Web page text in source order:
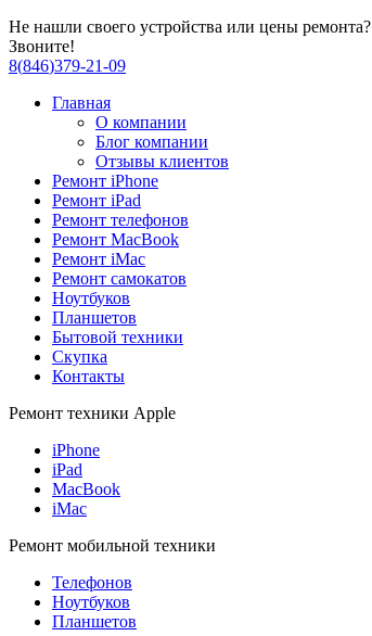
Не нашли своего устройства или цены ремонта?
Звоните!
8(846)379-21-09
Главная
О компании
Блог компании
Отзывы клиентов
Ремонт iPhone
Ремонт iPad
Ремонт телефонов
Ремонт MacBook
Ремонт iMac
Ремонт самокатов
Ноутбуков
Планшетов
Бытовой техники
Скупка
Контакты
Ремонт техники Apple
iPhone
iPad
MacBook
iMac
Ремонт мобильной техники
Телефонов
Ноутбуков
Планшетов